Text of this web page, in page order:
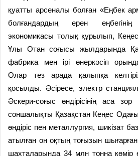
қуатты арсеналы болған «Еңбек
болғандардың ерен
экономикасы толық құрылып,
Ұлы Отан соғысы жылдарында
фабрика мен ірі өнеркәсіп
Олар тез арада қалыпқа
қосылды. Әсіресе, электр
Әскери-соғыс өндірісінің аса
соншалықты Қазақстан Кеңес
өндіріс пен металлургия, шикізат
атылған он оқтың тоғызын
шахталарында 34 млн тонна көмір